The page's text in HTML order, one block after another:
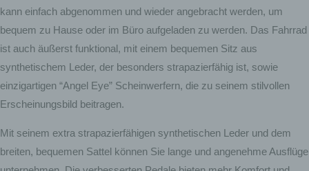
kann einfach abgenommen und wieder angebracht werden, um
bequem zu Hause oder im Büro aufgeladen zu werden. Das Fahrrad
ist auch äußerst funktional, mit einem bequemen Sitz aus
synthetischem Leder, der besonders strapazierfähig ist, sowie
einzigartigen “Angel Eye” Scheinwerfern, die zu seinem stilvollen
Erscheinungsbild beitragen.
Mit seinem extra strapazierfähigen synthetischen Leder und dem
breiten, bequemen Sattel können Sie lange und angenehme Ausflüge